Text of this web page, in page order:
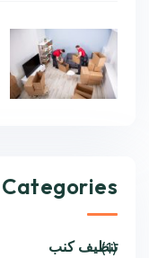
Categories
تنظيف كنب
(1)